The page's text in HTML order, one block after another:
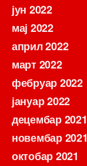
јун 2022
мај 2022
април 2022
март 2022
фебруар 2022
јануар 2022
децембар 2021
новембар 2021
октобар 2021